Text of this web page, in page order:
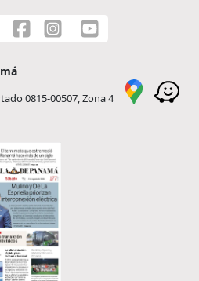
0815-00507, Zona 4